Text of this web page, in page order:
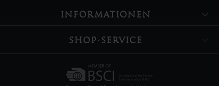
INFORMATIONEN
SHOP-SERVICE